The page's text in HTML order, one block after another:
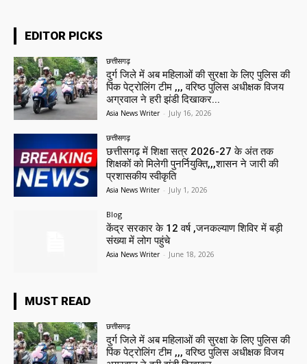
EDITOR PICKS
छत्तीसगढ़
दुर्ग जिले में अब महिलाओं की सुरक्षा के लिए पुलिस की
पिंक पेट्रोलिंग टीम ,,, वरिष्ठ पुलिस अधीक्षक विजय
अग्रवाल ने हरी झंडी दिखाकर...
Asia News Writer - July 16, 2026
छत्तीसगढ़
छत्तीसगढ़ में शिक्षा सत्र 2026-27 के अंत तक
शिक्षकों को मिलेगी पुनर्नियुक्ति,,,शासन ने जारी की
प्रशासकीय स्वीकृति
Asia News Writer - July 1, 2026
Blog
केंद्र सरकार के 12 वर्ष ,जनकल्याण शिविर में बड़ी
संख्या में लोग पहुंचे
Asia News Writer - June 18, 2026
MUST READ
छत्तीसगढ़
दुर्ग जिले में अब महिलाओं की सुरक्षा के लिए पुलिस की
पिंक पेट्रोलिंग टीम ,,, वरिष्ठ पुलिस अधीक्षक विजय